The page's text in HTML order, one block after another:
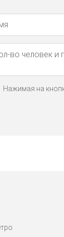
Нажимая на